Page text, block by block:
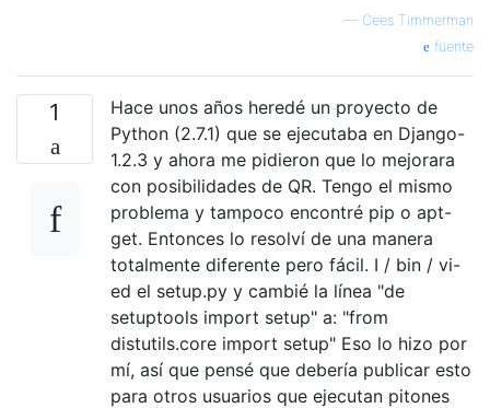
— Cees Timmerman
fuente
1
Hace unos años heredé un proyecto de
Python (2.7.1) que se ejecutaba en Django-
1.2.3 y ahora me pidieron que lo mejorara
con posibilidades de QR. Tengo el mismo
problema y tampoco encontré pip o apt-
get. Entonces lo resolví de una manera
totalmente diferente pero fácil. I / bin / vi-
ed el setup.py y cambié la línea "de
setuptools import setup" a: "from
distutils.core import setup" Eso lo hizo por
mí, así que pensé que debería publicar esto
para otros usuarios que ejecutan pitones